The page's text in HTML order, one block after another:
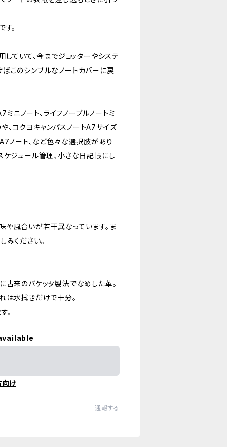
。
ていて、今までジョッターやシステ
このシンプルなノートカバーに戻
ニノート、ライフノーブルノートミ
コクヨキャンパスノートA7サイズ
ノート、など色々な選択肢があり
ケジュール管理、小さな日記帳にし
風合いが若干異なっています。ま
みください。
古来のバケッタ製法でなめした革。
は水拭きだけで十分。
。
向け
通報する